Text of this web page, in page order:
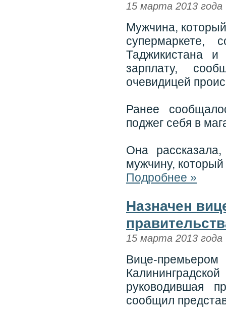
15 марта 2013 года
Мужчина,
Таджикистана
зарплату,
очевидицей
Ранее
поджег себя в
Она
мужчину,
Подробнее »
Назначен
15 марта 2013 года
Вице-
руководившая
сообщил